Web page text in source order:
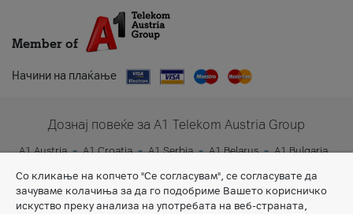
Member of
Начини на плаќање
Дознај повеќе за A1 Telekom Austria Group
A1 Austria A1 Croatia A1 Serbia A1 Belarus
A1 Bulgaria
A1 Slovenia
A1 Digital
Со кликање на копчето "Се согласувам", се согласувате да
зачуваме колачиња за да го подобриме Вашето корисничко
искуство преку анализа на употребата на веб-страната,